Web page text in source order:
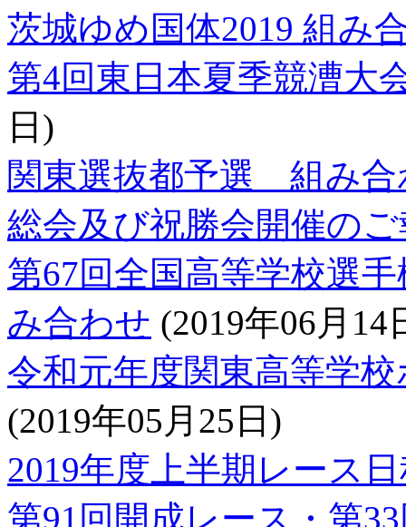
茨城ゆめ国体2019 組み
第4回東日本夏季競漕
日)
関東選抜都予選 組み合
総会及び祝勝会開催の
第67回全国高等学校選
み合わせ (2019年06月14
令和元年度関東高等学
(2019年05月25日)
2019年度上半期レース
第91回開成レース・第